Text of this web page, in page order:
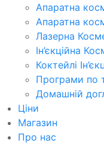
Апаратна
Апаратна
Лазерна
Ін’єкційна
Коктейлі
Програми по
Домашній
Ціни
Магазин
Про нас